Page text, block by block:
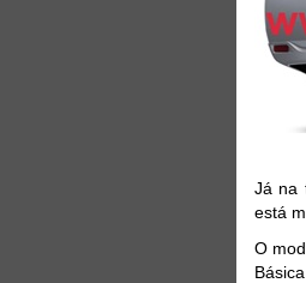
Já na
está
O